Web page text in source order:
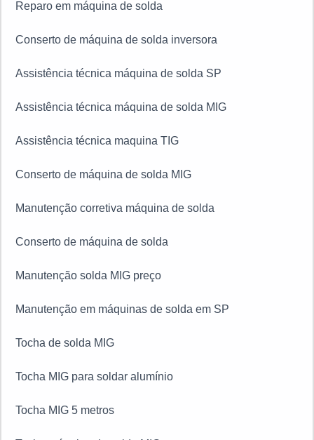
Manutenção máquina de solda MIG
Manutenção solda MIG
Manutenção preventiva máquina de solda
Assistência técnica de máquina de solda
Manutenção preventiva de máquina de solda SP
Manutenção máquina de solda MIG SP
Reparo em máquina de solda
Conserto de máquina de solda inversora
Assistência técnica máquina de solda SP
Assistência técnica máquina de solda MIG
Assistência técnica maquina TIG
Conserto de máquina de solda MIG
Manutenção corretiva máquina de solda